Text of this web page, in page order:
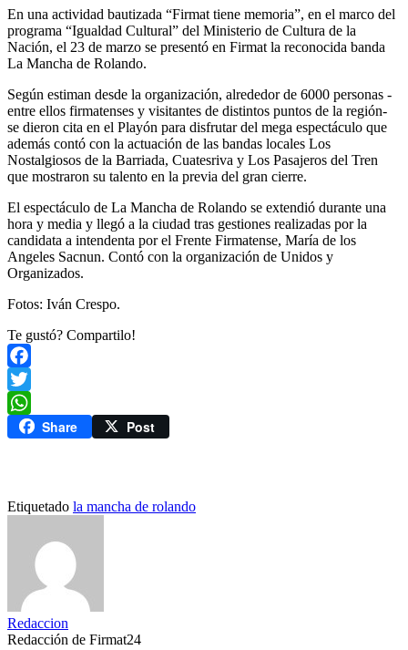
En una actividad bautizada “Firmat tiene memoria”, en el marco del
programa “Igualdad Cultural” del Ministerio de Cultura de la
Nación, el 23 de marzo se presentó en Firmat la reconocida banda
La Mancha de Rolando.
Según estiman desde la organización, alrededor de 6000 personas -
entre ellos firmatenses y visitantes de distintos puntos de la región-
se dieron cita en el Playón para disfrutar del mega espectáculo que
además contó con la actuación de las bandas locales Los
Nostalgiosos de la Barriada, Cuatesriva y Los Pasajeros del Tren
que mostraron su talento en la previa del gran cierre.
El espectáculo de La Mancha de Rolando se extendió durante una
hora y media y llegó a la ciudad tras gestiones realizadas por la
candidata a intendenta por el Frente Firmatense, María de los
Angeles Sacnun. Contó con la organización de Unidos y
Organizados.
Fotos: Iván Crespo.
Te gustó? Compartilo!
Facebook
Twitter
WhatsApp
Share Post
Etiquetado la mancha de rolando
Redaccion
Redacción de Firmat24